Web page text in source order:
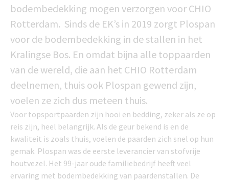
bodembedekking mogen verzorgen voor CHIO
Rotterdam. Sinds de EK’s in 2019 zorgt Plospan
voor de bodembedekking in de stallen in het
Kralingse Bos. En omdat bijna alle toppaarden
van de wereld, die aan het CHIO Rotterdam
deelnemen, thuis ook Plospan gewend zijn,
voelen ze zich dus meteen thuis.
Voor topsportpaarden zijn hooi en bedding, zeker als ze op
reis zijn, heel belangrijk. Als de geur bekend is en de
kwaliteit is zoals thuis, voelen de paarden zich snel op hun
gemak. Plospan was de eerste leverancier van stofvrije
houtvezel. Het 99-jaar oude familiebedrijf heeft veel
ervaring met bodembedekking van paardenstallen. De